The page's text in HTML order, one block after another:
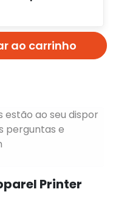
ao carrinho
estão ao seu dispor
perguntas e
Printer